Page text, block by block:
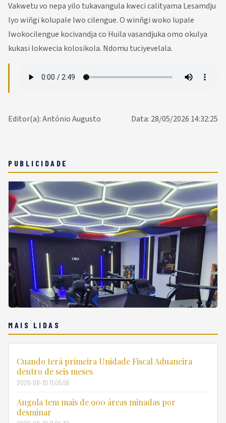
Vakwetu vo nepa yilo tukavangula kweci calityama Lesamdju
lyo wiñgi kolupale lwo cilengue. O winñgi woko lupale
lwokocilengue kocivandja co Huila vasandjuka omo okulya
kukasi lokwecia kolosikola. Ndomu tuciyevelala.
Data: 28/05/2026 14:32:25
Editor(a): António Augusto
PUBLICIDADE
MAIS LIDAS
Cuando terá primeira Unidade Fiscal Aduaneira
dentro de seis meses
2026-08-10 11:05:56
Angola tem mais de 900 áreas minadas por
desminar